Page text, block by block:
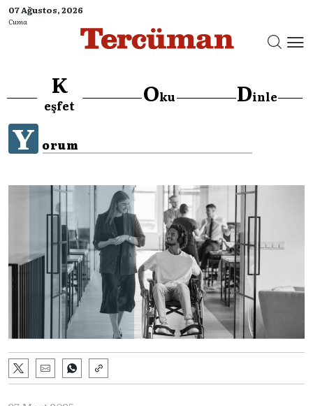
07 Ağustos, 2026
Cuma
K
eşfet Oku Dinle
Y orum